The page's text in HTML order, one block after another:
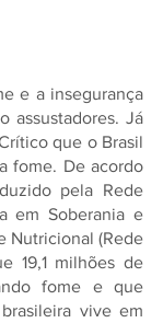
e a insegurança
assustadores. Já
que o Brasil
fome. De acordo
pela Rede
em Soberania e
Nutricional (Rede
19,1 milhões de
fome e que
vive em